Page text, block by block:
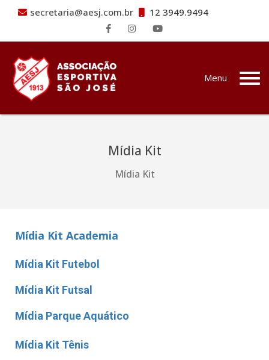
Pular para o conteúdo
secretaria@aesj.com.br 12 3949.9494
Menu
Mídia Kit
Mídia Kit
Mídia Kit Academia
Mídia Kit Futebol
Mídia Kit Futsal
Mídia Parque Aquático
Mídia Kit Tênis